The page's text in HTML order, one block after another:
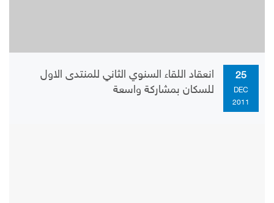
25
DEC
2011
انعقاد اللقاء السنوي الثاني للمنتدى الاول
للسكان بمشاركة واسعة